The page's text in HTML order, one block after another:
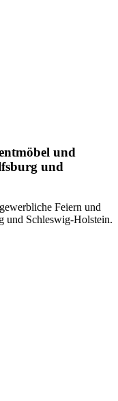
und
und
Feiern und
und Schleswig-Holstein.